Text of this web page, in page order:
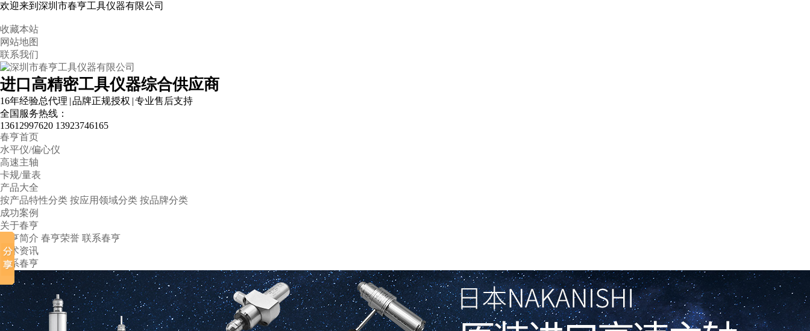
欢迎来到深圳市春亨工具仪器有限公司
收藏本站
网站地图
联系我们
进口高精密工具仪器综合供应商
16年经验总代理 | 品牌正规授权 | 专业售后支持
全国服务热线：
13612997620 13923746165
春亨首页
水平仪/偏心仪
高速主轴
卡规/量表
产品大全
按产品特性分类 按应用领域分类 按品牌分类
成功案例
关于春亨
春亨简介 春亨荣誉 联系春亨
技术资讯
联系春亨